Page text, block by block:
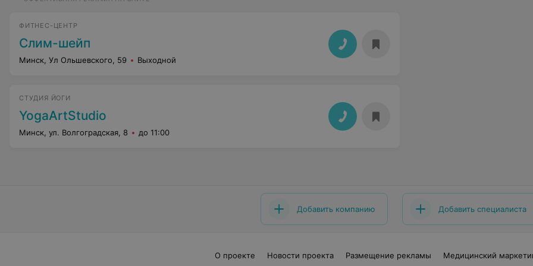
ФИТНЕС-ЦЕНТР
Слим-шейп
Минск, Ул Ольшевского, 59 Выходной
CТУДИЯ ЙОГИ
YogaArtStudio
Минск, ул. Волгоградская, 8 до 11:00
Добавить компанию Добавить специалиста
О проекте Новости проекта Размещение рекламы Медицинский